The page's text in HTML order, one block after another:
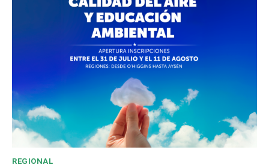
REGIONAL